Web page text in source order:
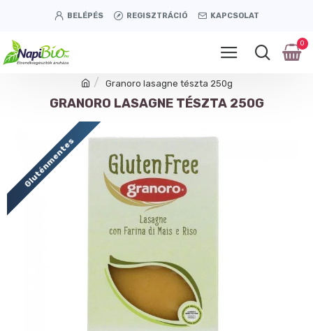
BELÉPÉS REGISZTRÁCIÓ KAPCSOLAT
0
Granoro lasagne tészta 250g
GRANORO LASAGNE TÉSZTA 250G
Gluténmentes